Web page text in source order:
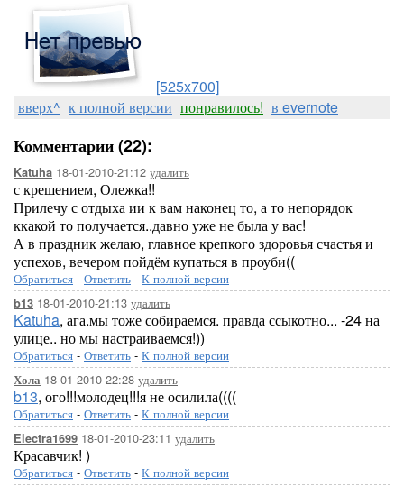
[525x700]
вверх^ к полной версии понравилось! в evernote
Комментарии (22):
Katuha 18-01-2010-21:12 удалить
с крешением, Олежка!!
Прилечу с отдыха ии к вам наконец то, а то непорядок
ккакой то получается..давно уже не была у вас!
А в праздник желаю, главное крепкого здоровья счастья и
успехов, вечером пойдём купаться в проуби((
Обратиться - Ответить - К полной версии
b13 18-01-2010-21:13 удалить
Katuha, ага.мы тоже собираемся. правда ссыкотно... -24 на
улице.. но мы настраиваемся!))
Обратиться - Ответить - К полной версии
Хола 18-01-2010-22:28 удалить
b13, ого!!!молодец!!!я не осилила((((
Обратиться - Ответить - К полной версии
Electra1699 18-01-2010-23:11 удалить
Красавчик! )
Обратиться - Ответить - К полной версии